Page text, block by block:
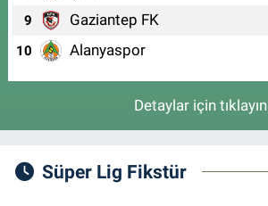
9 Gaziantep FK
10 Alanyaspor
Detaylar için tıklayın
Süper Lig Fikstür